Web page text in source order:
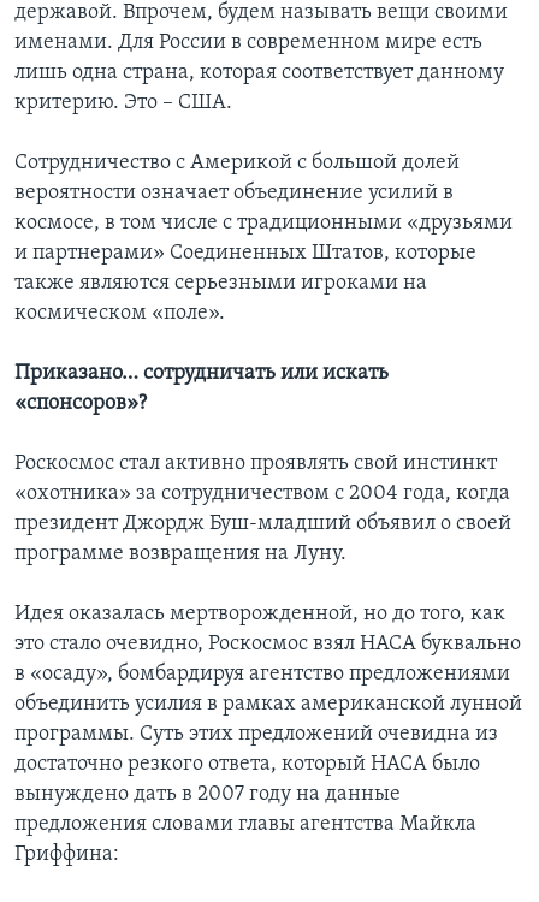
державой. Впрочем, будем называть вещи своими
именами. Для России в современном мире есть
лишь одна страна, которая соответствует данному
критерию. Это – США.
Сотрудничество с Америкой с большой долей
вероятности означает объединение усилий в
космосе, в том числе с традиционными «друзьями
и партнерами» Соединенных Штатов, которые
также являются серьезными игроками на
космическом «поле».
Приказано… сотрудничать или искать
«спонсоров»?
Роскосмос стал активно проявлять свой инстинкт
«охотника» за сотрудничеством с 2004 года, когда
президент Джордж Буш-младший объявил о своей
программе возвращения на Луну.
Идея оказалась мертворожденной, но до того, как
это стало очевидно, Роскосмос взял НАСА буквально
в «осаду», бомбардируя агентство предложениями
объединить усилия в рамках американской лунной
программы. Суть этих предложений очевидна из
достаточно резкого ответа, который НАСА было
вынуждено дать в 2007 году на данные
предложения словами главы агентства Майкла
Гриффина: